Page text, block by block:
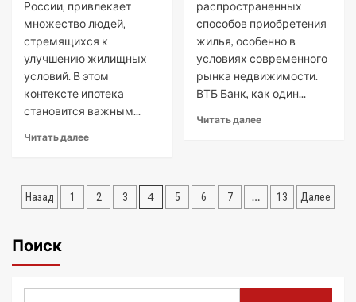
России‚ привлекает
множество людей‚
стремящихся к
улучшению жилищных
условий. В этом
контексте ипотека
становится важным...
Читать далее
распространенных
способов приобретения
жилья, особенно в
условиях современного
рынка недвижимости.
ВТБ Банк, как один...
Читать далее
Пагинация
Назад 1 2 3 4 5 6 7 … 13 Далее
Поиск